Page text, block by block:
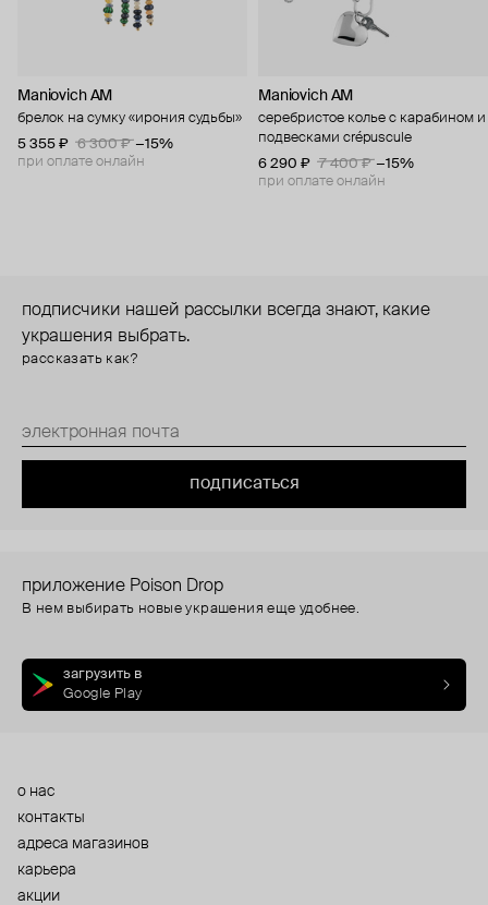
Maniovich AM
брелок на сумку «ирония судьбы»
5 355 ₽
6 300 ₽ −15%
при оплате онлайн
Maniovich AM
серебристое колье с карабином и
подвесками crépuscule
6 290 ₽
7 400 ₽ −15%
при оплате онлайн
подписчики нашей рассылки всегда знают, какие
украшения выбрать.
рассказать как?
подписаться
приложение Poison Drop
В нем выбирать новые украшения еще удобнее.
загрузить в
Google Play
о нас
контакты
адреса магазинов
карьера
акции